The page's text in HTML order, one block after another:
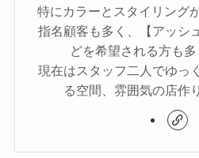
特にカラーとスタイリング
指名顧客も多く、【アッシ
どを希望される方も多
現在はスタッフ二人でゆっ
る空間、雰囲気の店作